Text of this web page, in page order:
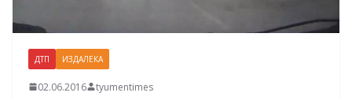
ДТП ИЗДАЛЕКА
02.06.2016 tyumentimes